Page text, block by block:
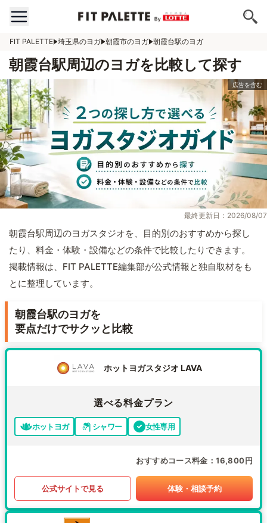
FIT PALETTE 埼玉県のヨガ 朝霞市のヨガ 朝霞台駅のヨガ
朝霞台駅周辺のヨガを比較して探す
最終更新日：2026/08/07
朝霞台駅周辺のヨガスタジオを、目的別のおすすめから探し
たり、料金・体験・設備などの条件で比較したりできます。
掲載情報は、FIT PALETTE編集部が公式情報と独自取材をも
とに整理しています。
朝霞台駅のヨガを
要点だけでサクッと比較
ホットヨガスタジオ LAVA
選べる料金プラン
ホットヨガ シャワー 女性専用
おすすめコース料金 16,800円
公式サイトで見る 体験・相談予約